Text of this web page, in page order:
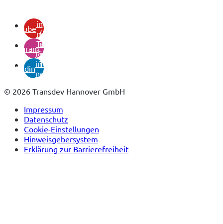
youtubein
neuem
Tab)
instagram
(öffnet
in
neuem
Tab)
linkedin
(öffnet
in
neuem
© 2026 Transdev Hannover GmbH
Impressum
Datenschutz
Cookie-Einstellungen
Hinweisgebersystem
Erklärung zur Barrierefreiheit